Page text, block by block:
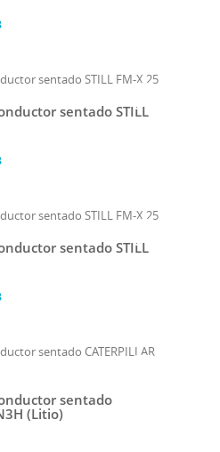
sentado STILL
sentado STILL
sentado
(Litio)